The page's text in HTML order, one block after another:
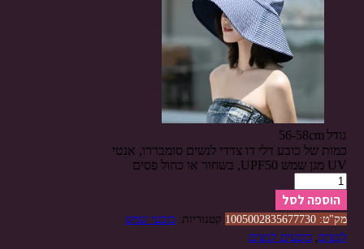
גודל 56-58cm
כמות של כובע דלי דו צדדי לנשים סומבררו, אנטי
UV מגן שמש UPF50, בשחור או כחול פסים
הוספה לסל
מק"ט: 1005002835677730 קטגוריות: כובעי שמש
לנשים, כובעים לנשים